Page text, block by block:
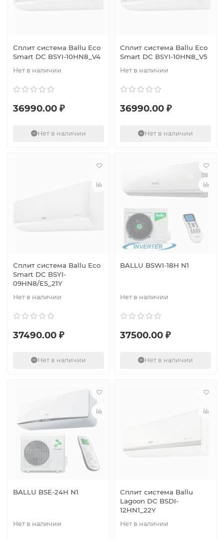
Сплит система Ballu Eco
Smart DC BSYI-10HN8_V4
Нет в наличии
36990.00 ₽
Нет в наличии
Сплит система Ballu Eco
Smart DC BSYI-10HN8_V5
Нет в наличии
36990.00 ₽
Нет в наличии
Сплит система Ballu Eco
Smart DC BSYI-
09HN8/ES_21Y
Нет в наличии
37490.00 ₽
Нет в наличии
BALLU BSWI-18H N1
Нет в наличии
37500.00 ₽
Нет в наличии
BALLU BSE-24H N1
Нет в наличии
Сплит система Ballu
Lagoon DC BSDI-
12HN1_22Y
Нет в наличии